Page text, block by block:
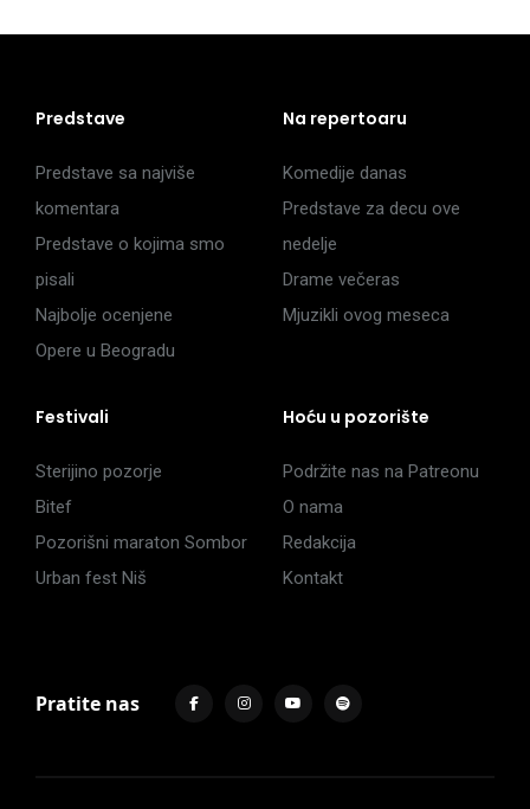
Predstave
Predstave sa najviše
komentara
Predstave o kojima smo
pisali
Najbolje ocenjene
Opere u Beogradu
Na repertoaru
Komedije danas
Predstave za decu ove
nedelje
Drame večeras
Mjuzikli ovog meseca
Festivali
Sterijino pozorje
Bitef
Pozorišni maraton Sombor
Urban fest Niš
Hoću u pozorište
Podržite nas na Patreonu
O nama
Redakcija
Kontakt
Pratite nas